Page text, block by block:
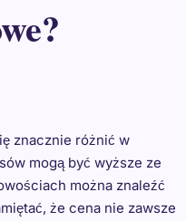
znacznie różnić w
mogą być wyższe ze
można znaleźć
że cena nie zawsze